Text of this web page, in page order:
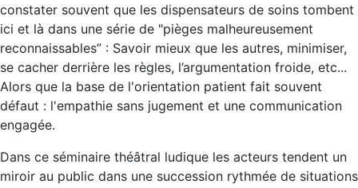
constater souvent que les dispensateurs de soins tombent
ici et là dans une série de "pièges malheureusement
reconnaissables” : Savoir mieux que les autres, minimiser,
se cacher derrière les règles, l’argumentation froide, etc...
Alors que la base de l'orientation patient fait souvent
défaut : l'empathie sans jugement et une communication
engagée.
Dans ce séminaire théâtral ludique les acteurs tendent un
miroir au public dans une succession rythmée de situations